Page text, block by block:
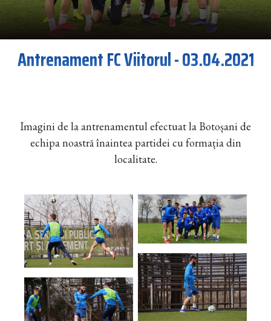
Antrenament FC Viitorul - 03.04.2021
Imagini de la antrenamentul efectuat la Botoșani de
echipa noastră înaintea partidei cu formația din
localitate.